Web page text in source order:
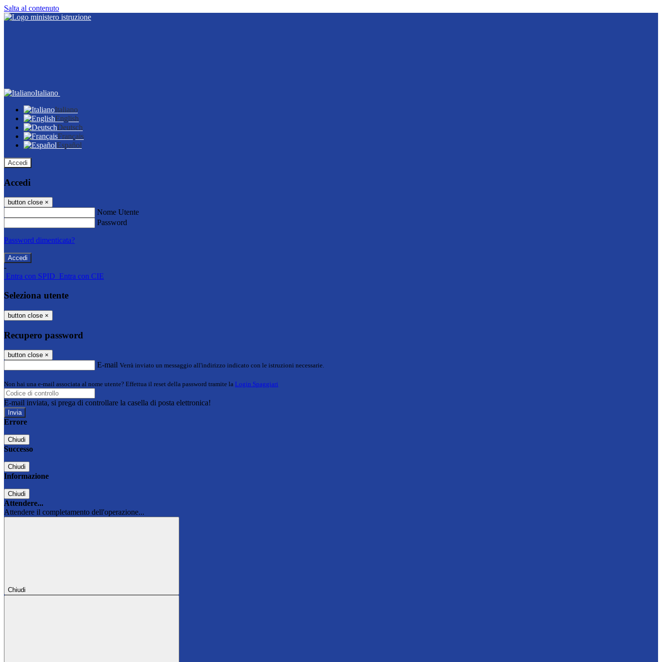
Salta al contenuto
Italiano
Italiano
English
Deutsch
Français
Español
Accedi
Accedi
button close ×
Nome Utente
Password
Password dimenticata?
-
Entra con SPID Entra con CIE
Seleziona utente
button close ×
Recupero password
button close ×
E-mail Verrà inviato un messaggio all'indirizzo indicato con le istruzioni necessarie.
Non hai una e-mail associata al nome utente? Effettua il reset della password tramite la Login Spaggiari
E-mail inviata, si prega di controllare la casella di posta elettronica!
Errore
Chiudi
Successo
Chiudi
Informazione
Chiudi
Attendere...
Attendere il completamento dell'operazione...
Chiudi